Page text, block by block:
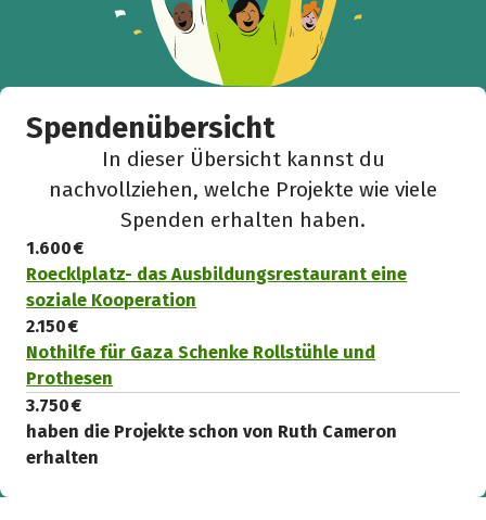
Spendenübersicht
In dieser Übersicht kannst du
nachvollziehen, welche Projekte wie viele
Spenden erhalten haben.
1.600 €
Roecklplatz- das Ausbildungsrestaurant eine
soziale Kooperation
2.150 €
Nothilfe für Gaza Schenke Rollstühle und
Prothesen
3.750 €
haben die Projekte schon von Ruth Cameron
erhalten
Facebook WhatsApp